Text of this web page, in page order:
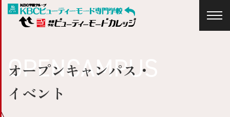
OPENCAMPUS
オープンキャンパス・
イベント